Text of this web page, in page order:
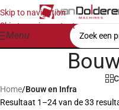
Skip to navigation
Skip to main content
Menu
Home/Bouw en Infra
Resultaat 1–24 van de 33